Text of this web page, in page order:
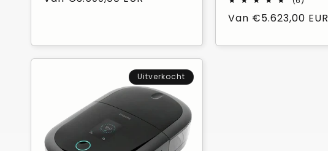
in
Normale
Van €5.623,00 EUR
Uitverkocht